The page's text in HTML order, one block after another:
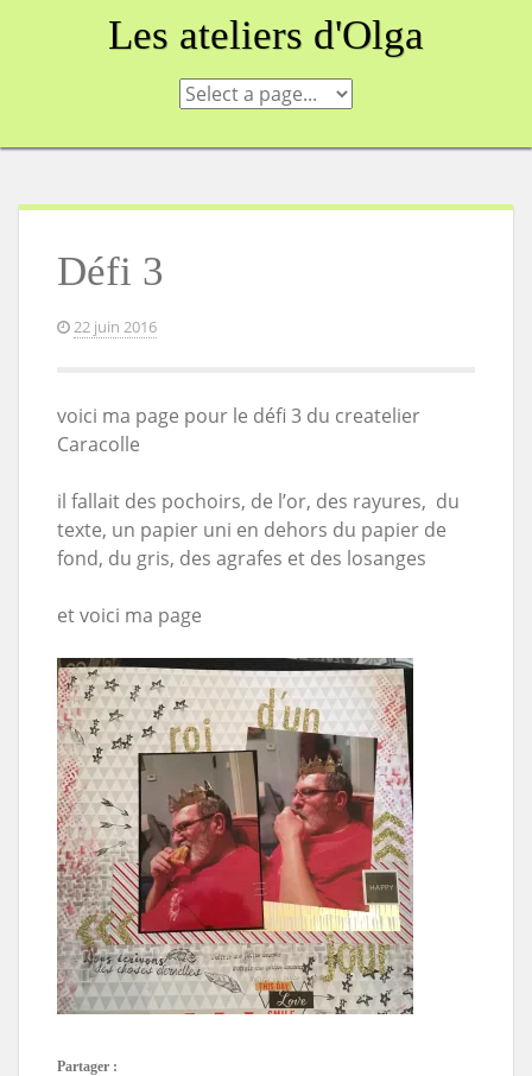
Les ateliers d'Olga
Défi 3
22 juin 2016
voici ma page pour le défi 3 du createlier
Caracolle
il fallait des pochoirs, de l’or, des rayures, du
texte, un papier uni en dehors du papier de
fond, du gris, des agrafes et des losanges
et voici ma page
Partager :